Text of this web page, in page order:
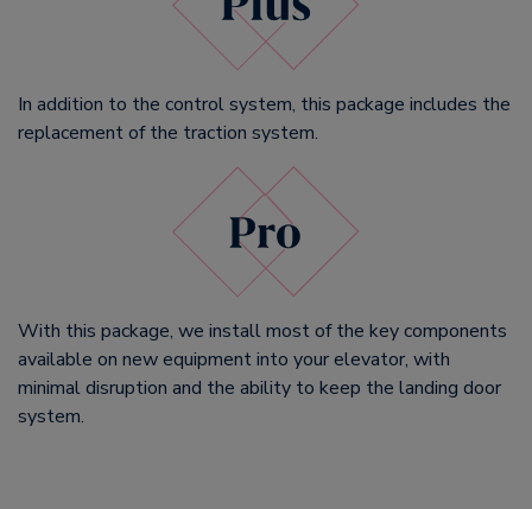
In addition to the control system, this package includes the
replacement of the traction system.
With this package, we install most of the key components
available on new equipment into your elevator, with
minimal disruption and the ability to keep the landing door
system.